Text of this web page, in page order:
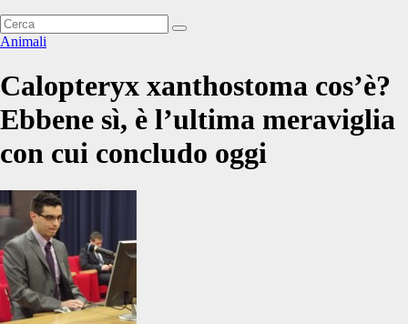
Animali
Calopteryx xanthostoma cos’è?
Ebbene sì, è l’ultima meraviglia
con cui concludo oggi